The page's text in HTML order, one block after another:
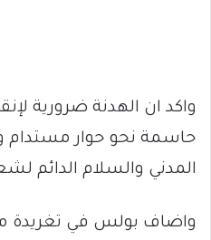
واكد ان الهدنة ضرورية
حاسمة نحو حوار مستدام
المدني والسلام الدائم
واضاف بولس في تغريدة